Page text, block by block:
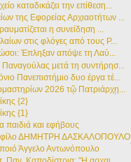
καταδικάζει την επίθεση...
της Εφορείας Αρχιαοτήτων ...
η συνείδηση ...
στις φλόγες από τους Ρ...
Έπληξαν απόψε τη Λαύ...
μετά τη συντήρησ...
Πανεπιστήμιο δυο έργα τέ...
2026 τῷ Πατριάρχῃ...
{2}
{1}
και εφήβους
φίλο ΔΗΜΗΤΡΗ ΔΑΣΚΑΛΟΠΟΥΛΟ
Άγγελο Αντωνόπουλο